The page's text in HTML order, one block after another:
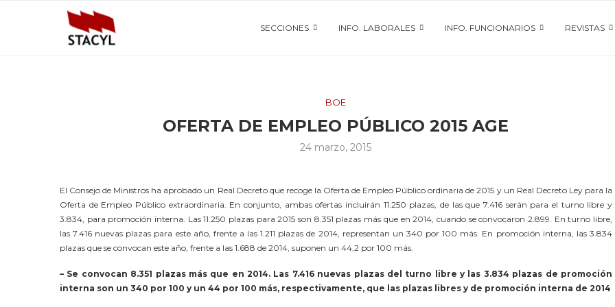
SECCIONES INFO. LABORALES INFO. FUNCIONARIOS REVISTAS
BOE
OFERTA DE EMPLEO PÚBLICO 2015 AGE
24 marzo, 2015
El Consejo de Ministros ha aprobado un Real Decreto que recoge la Oferta de Empleo Público ordinaria de 2015 y un Real Decreto Ley para la
Oferta de Empleo Público extraordinaria. En conjunto, ambas ofertas incluirán 11.250 plazas, de las que 7.416 serán para el turno libre y
3.834, para promoción interna. Las 11.250 plazas para 2015 son 8.351 plazas más que en 2014, cuando se convocaron 2.899. En turno libre,
las 7.416 nuevas plazas para este año, frente a las 1.211 plazas de 2014, representan un 340 por 100 más. En promoción interna, las 3.834
plazas que se convocan este año, frente a las 1.688 de 2014, suponen un 44,2 por 100 más.
– Se convocan 8.351 plazas más que en 2014. Las 7.416 nuevas plazas del turno libre y las 3.834 plazas de promoción
interna son un 340 por 100 y un 44 por 100 más, respectivamente, que las plazas libres y de promoción interna de 2014